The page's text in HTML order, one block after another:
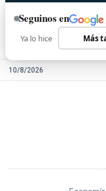
10/8/2026
Seguinos en
Ya lo hice Más